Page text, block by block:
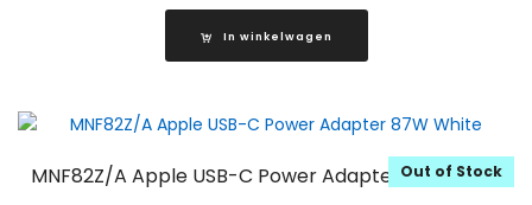
In winkelwagen
MNF82Z/A Apple USB-C Power Adapter 87W White
Out of Stock